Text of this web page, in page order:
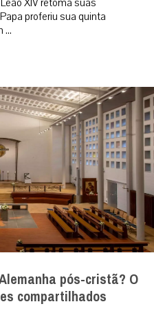
compartilhados
pode ser encontrada apenas
id=”attachment_342768″
DIÁRIO